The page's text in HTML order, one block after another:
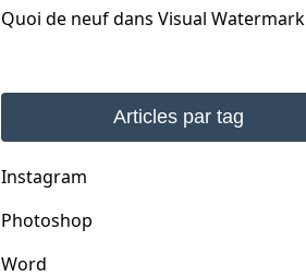
Quoi de neuf dans Visual Watermark
Articles par tag
Instagram
Photoshop
Word